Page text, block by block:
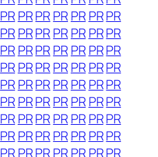
PRPRPRPRPR PRPR
PRPRPRPRPR PRPR
PRPRPRPRPR PRPR
PRPRPRPRPR PRPR
PRPRPRPRPR PRPR
PRPRPRPRPR PRPR
PRPRPRPRPR PRPR
PRPRPRPRPR PRPR
PRPRPRPRPR PRPR